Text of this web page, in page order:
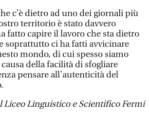
c’è dietro ad uno dei giornali più
territorio è stato davvero
fatto capire il lavoro che sta dietro
soprattutto ci ha fatti avvicinare
mondo, di cui spesso siamo
della facilità di sfogliare
pensare all’autenticità del
LiceoLinguistico e ScientificoFermi